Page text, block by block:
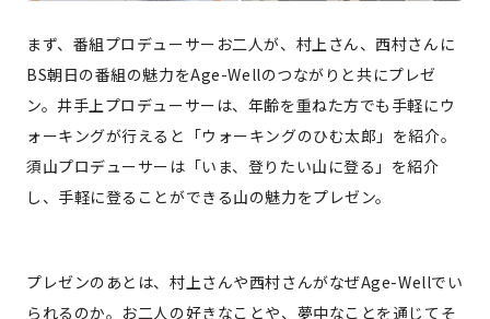
まず、番組プロデューサーお二人が、村上さん、西村さんに
BS朝日の番組の魅力をAge-Wellのつながりと共にプレゼ
ン。井手上プロデューサーは、年齢を重ねた方でも手軽にウ
ォーキングが行えると「ウォーキングのひむ太郎」を紹介。
須山プロデューサーは「いま、登りたい山に登る」を紹介
し、手軽に登ることができる山の魅力をプレゼン。
プレゼンのあとは、村上さんや西村さんがなぜAge-Wellでい
られるのか。お二人の好きなことや、夢中なことを通じてそ